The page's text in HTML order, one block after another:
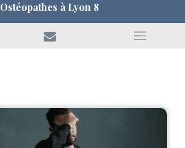
Ostéopathes à Lyon 8